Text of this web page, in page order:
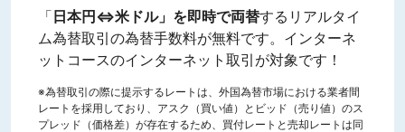
「日本円⇔米ドル」を即時で両替するリアルタイ
ム為替取引の為替手数料が無料です。インターネ
ットコースのインターネット取引が対象です！
※為替取引の際に提示するレートは、外国為替市場における業者間
レートを採用しており、アスク（買い値）とビッド（売り値）のス
プレッド（価格差）が存在するため、買付レートと売却レートは同